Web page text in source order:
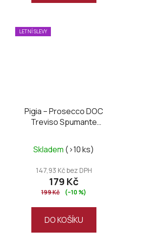
LETNÍ SLEVY
Pigia – Prosecco DOC
Treviso Spumante
Skladem (>10 ks)
147,93 Kč bez DPH
179 Kč
199 Kč (–10 %)
DO KOŠÍKU